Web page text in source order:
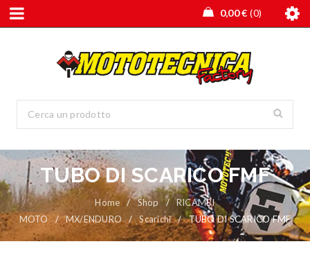
0,00€ 0
TUBO DI SCARICO FMF
Home / Shop /
RICAMBI
MOTO
/ MX/ENDURO / Scarichi / TUBO DI SCARICO FMF